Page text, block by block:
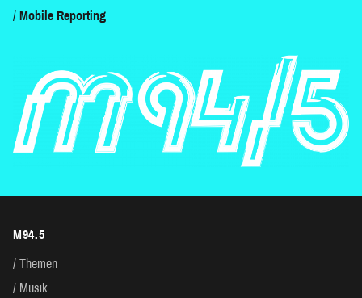
Mobile Reporting
M94.5
Themen
Musik